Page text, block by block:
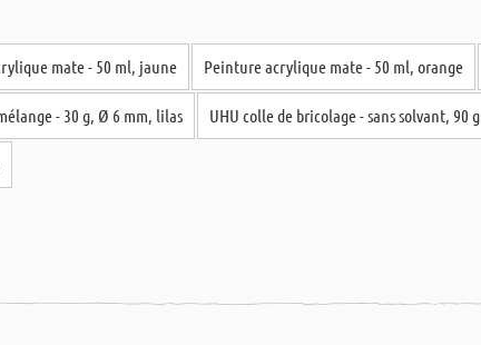
mate - 50 ml, jaune Peinture acrylique mate - 50 ml, orange
- 30 g, Ø 6 mm, lilas UHU colle de bricolage - sans solvant, 90 g